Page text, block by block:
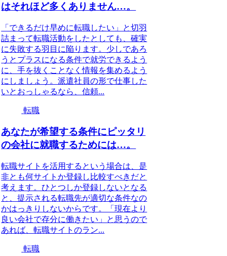
はそれほど多くありません…。
「できるだけ早めに転職したい」と切羽
詰まって転職活動をしたとしても、確実
に失敗する羽目に陥ります。少しであろ
うとプラスになる条件で就労できるよう
に、手を抜くことなく情報を集めるよう
にしましょう。派遣社員の形で仕事した
いとおっしゃるなら、信頼...
転職
あなたが希望する条件にピッタリ
の会社に就職するためには…。
転職サイトを活用するという場合は、是
非とも何サイトか登録し比較すべきだと
考えます。ひとつしか登録しないとなる
と、提示される転職先が適切な条件なの
かはっきりしないからです。「現在より
良い会社で存分に働きたい」と思うので
あれば、転職サイトのラン...
転職